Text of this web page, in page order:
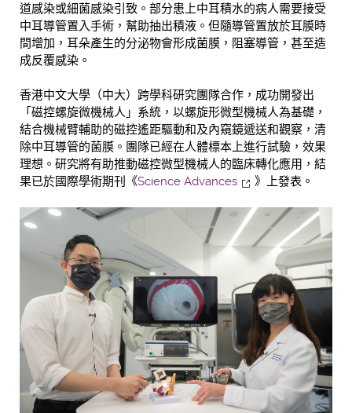
道感染或細菌感染引致。部分患上中耳積水的病人需要接受
中耳導管置入手術，幫助抽出積液。但隨導管置放於耳膜時
間增加，耳朵產生的分泌物會形成菌膜，阻塞導管，甚至造
成反覆感染。
香港中文大學（中大）跨學科研究團隊合作，成功開發出
「磁控螺旋微機械人」系統，以螺旋形微型機械人為基礎，
結合機械臂輔助的磁控遙距驅動和及內窺鏡遞送和觀察，清
除中耳導管的菌膜。團隊已經在人體標本上進行試驗，效果
理想。研究將有助推動磁控微型機械人的臨床轉化應用，結
果已於國際學術期刊《Science Advances 》上發表。